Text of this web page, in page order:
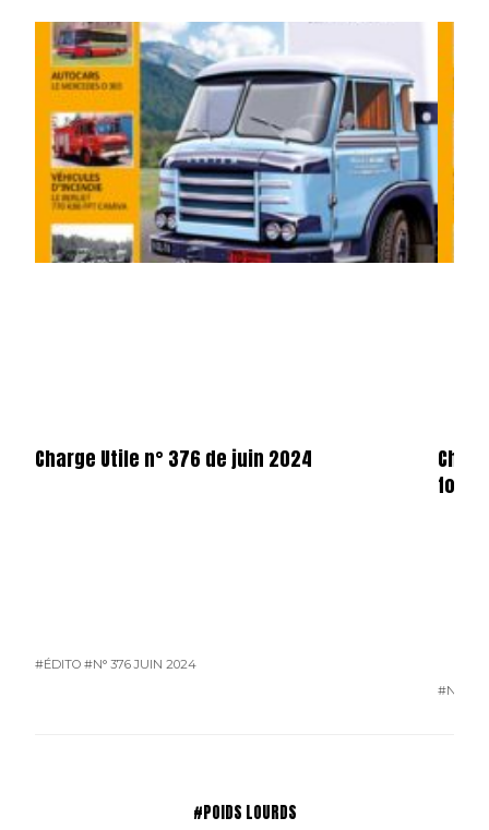
Charge Utile n° 376 de juin 2024
#ÉDITO #N° 376 JUIN 2024
#N°
#POIDS LOURDS